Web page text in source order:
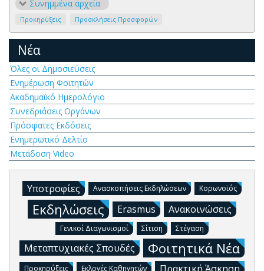
Συνημμένα αρχεία
Προκηρύξεις Προσκλήσεις Προσφορών
Νέα
Όλες οι Δημοσιεύσεις
Ενημέρωση Φοιτητών
Ακαδημαϊκό Ημερολόγιο
Συνεδριάσεις Οργάνων
Πρόσφατες Εκδόσεις
Ενημερωτικό Δελτίο
Μετάδοση Video
Υποτροφίες Ανασκοπήσεις Εκδηλώσεων Κορωνοϊός
Εκδηλώσεις Erasmus Ανακοινώσεις
Γενικοί Διαγωνισμοί Σίτιση Στέγαση
Μεταπτυχιακές Σπουδές Φοιτητικά Νέα
Προκηρύξεις Εκλογές Καθηγητών